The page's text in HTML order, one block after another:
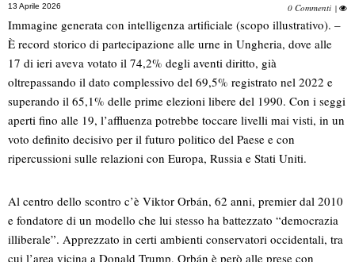
13 Aprile 2026 0 Commenti |
Immagine generata con intelligenza artificiale (scopo illustrativo). –
È record storico di partecipazione alle urne in Ungheria, dove alle
17 di ieri aveva votato il 74,2% degli aventi diritto, già
oltrepassando il dato complessivo del 69,5% registrato nel 2022 e
superando il 65,1% delle prime elezioni libere del 1990. Con i seggi
aperti fino alle 19, l’affluenza potrebbe toccare livelli mai visti, in un
voto definito decisivo per il futuro politico del Paese e con
ripercussioni sulle relazioni con Europa, Russia e Stati Uniti.
Al centro dello scontro c’è Viktor Orbán, 62 anni, premier dal 2010
e fondatore di un modello che lui stesso ha battezzato “democrazia
illiberale”. Apprezzato in certi ambienti conservatori occidentali, tra
cui l’area vicina a Donald Trump, Orbán è però alle prese con